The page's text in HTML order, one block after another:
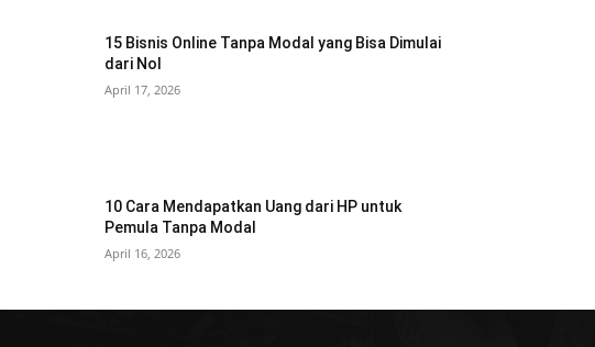
15 Bisnis Online Tanpa Modal yang Bisa Dimulai
dari Nol
April 17, 2026
10 Cara Mendapatkan Uang dari HP untuk
Pemula Tanpa Modal
April 16, 2026